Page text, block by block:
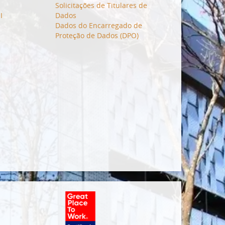
Solicitações de Titulares de
Dados
Dados do Encarregado de
Proteção de Dados (DPO)